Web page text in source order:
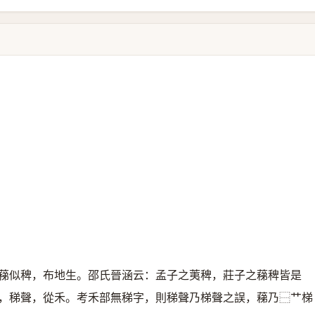
似稗，布地生。邵氏晉涵云：孟子之荑稗，莊子之蕛稗皆是
稊聲，從禾。考禾部無稊字，則稊聲乃梯聲之誤，蕛乃⿱艹梯